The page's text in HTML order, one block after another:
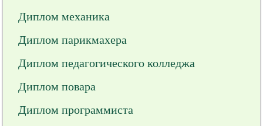
Диплом механика
Диплом парикмахера
Диплом педагогического колледжа
Диплом повара
Диплом программиста